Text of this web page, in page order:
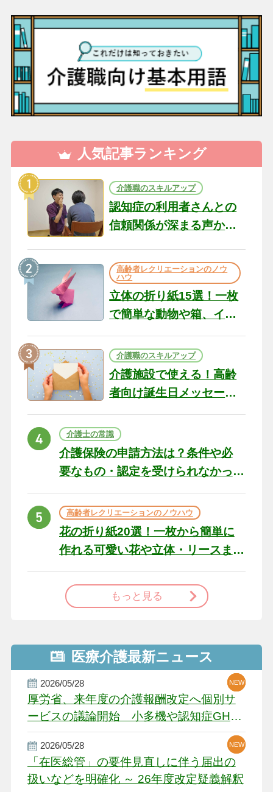
人気記事ランキング
介護職のスキルアップ
認知症の利用者さんとの
信頼関係が深まる声かけ
の現場から（22）
高齢者レクリエーションのノウ
ハウ
立体の折り紙15選！一枚
で簡単な動物や箱、イン
介護職のスキルアップ
介護施設で使える！高齢
者向け誕生日メッセージ
ト
介護士の常識
介護保険の申請方法は？条件や必
要なもの・認定を受けられなかっ
高齢者レクリエーションのノウハウ
花の折り紙20選！一枚から簡単に
作れる可愛い花や立体・リースま
もっと見る
医療介護最新ニュース
2026/05/28
厚労省、来年度の介護報酬改定へ個別サ
ービスの議論開始 小多機や認知症GH、
厳しい経営環境に危機感
NEW
NEW
NEW
2026/05/28
「在医総管」の要件見直しに伴う届出の
扱いなどを明確化 ～ 26年度改定疑義解釈
NEW
NEW